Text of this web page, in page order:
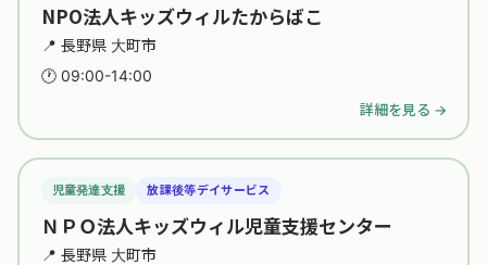
NPO法人キッズウィルたからばこ
📍 長野県 大町市
🕐 09:00-14:00
詳細を見る →
児童発達支援 放課後等デイサービス
ＮＰＯ法人キッズウィル児童支援センター
📍 長野県 大町市